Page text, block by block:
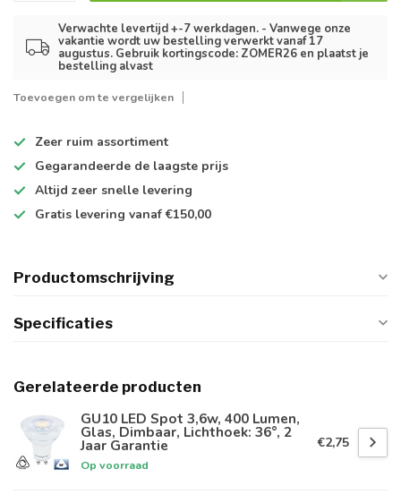
Verwachte levertijd +-7 werkdagen. - Vanwege onze
vakantie wordt uw bestelling verwerkt vanaf 17
augustus. Gebruik kortingscode: ZOMER26 en plaatst je
bestelling alvast
Toevoegen om te vergelijken
Zeer ruim assortiment
Gegarandeerde de laagste prijs
Altijd zeer snelle levering
Gratis levering vanaf €150,00
Productomschrijving
Specificaties
Gerelateerde producten
GU10 LED Spot 3,6w, 400 Lumen,
Glas, Dimbaar, Lichthoek: 36°, 2
Jaar Garantie
Op voorraad
€2,75